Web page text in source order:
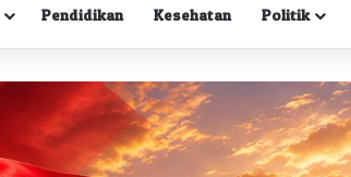
Pendidikan Kesehatan Politik